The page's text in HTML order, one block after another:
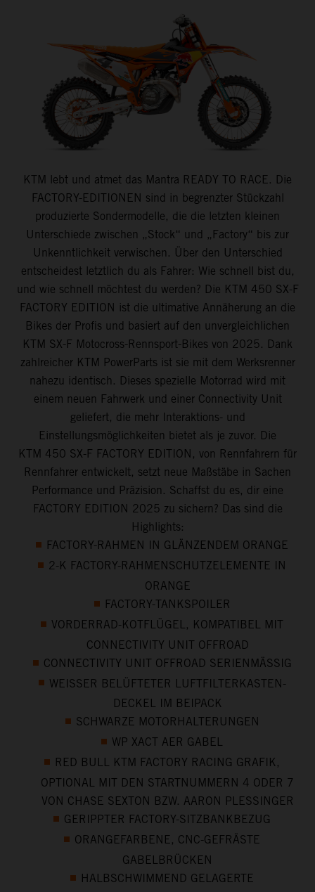
KTM lebt und atmet das Mantra READY TO RACE. Die
FACTORY-EDITIONEN sind in begrenzter Stückzahl
produzierte Sondermodelle, die die letzten kleinen
Unterschiede zwischen „Stock“ und „Factory“ bis zur
Unkenntlichkeit verwischen. Über den Unterschied
entscheidest letztlich du als Fahrer: Wie schnell bist du,
und wie schnell möchtest du werden? Die KTM 450 SX-F
FACTORY EDITION ist die ultimative Annäherung an die
Bikes der Profis und basiert auf den unvergleichlichen
KTM SX-F Motocross-Rennsport-Bikes von 2025. Dank
zahlreicher KTM PowerParts ist sie mit dem Werksrenner
nahezu identisch. Dieses spezielle Motorrad wird mit
einem neuen Fahrwerk und einer Connectivity Unit
geliefert, die mehr Interaktions- und
Einstellungsmöglichkeiten bietet als je zuvor. Die
KTM 450 SX-F FACTORY EDITION, von Rennfahrern für
Rennfahrer entwickelt, setzt neue Maßstäbe in Sachen
Performance und Präzision. Schaffst du es, dir eine
FACTORY EDITION 2025 zu sichern? Das sind die
Highlights:
FACTORY-RAHMEN IN GLÄNZENDEM ORANGE
2-K FACTORY-RAHMENSCHUTZELEMENTE IN
ORANGE
FACTORY-TANKSPOILER
VORDERRAD-KOTFLÜGEL, KOMPATIBEL MIT
CONNECTIVITY UNIT OFFROAD
CONNECTIVITY UNIT OFFROAD SERIENMÄSSIG
WEISSER BELÜFTETER LUFTFILTERKASTEN-
DECKEL IM BEIPACK
SCHWARZE MOTORHALTERUNGEN
WP XACT AER GABEL
RED BULL KTM FACTORY RACING GRAFIK,
OPTIONAL MIT DEN STARTNUMMERN 4 ODER 7
VON CHASE SEXTON BZW. AARON PLESSINGER
GERIPPTER FACTORY-SITZBANKBEZUG
ORANGEFARBENE, CNC-GEFRÄSTE
GABELBRÜCKEN
HALBSCHWIMMEND GELAGERTE